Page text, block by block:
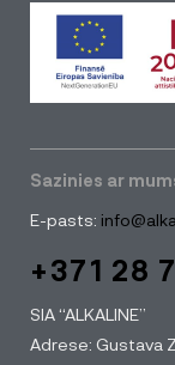
Sazinies ar
E-pasts:
+371 28
SIA “ALKALINE”
Adrese: Gustava